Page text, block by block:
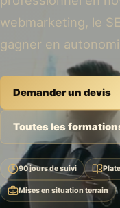
webmarketing, le
gagner en
Demander un devis
Toutes les
90 jours de suivi
Mises en situation terrain